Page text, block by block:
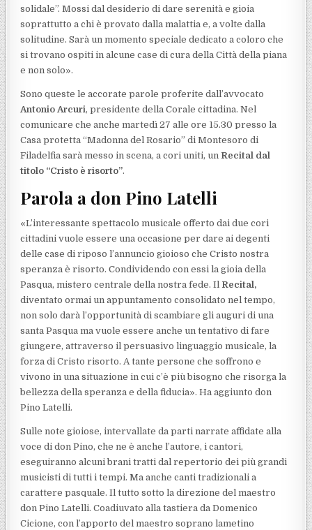
solidale”. Mossi dal desiderio di dare serenità e gioia
soprattutto a chi è provato dalla malattia e, a volte dalla
solitudine. Sarà un momento speciale dedicato a coloro che
si trovano ospiti in alcune case di cura della Città della piana
e non solo».
Sono queste le accorate parole proferite dall’avvocato
Antonio Arcuri, presidente della Corale cittadina. Nel
comunicare che anche martedì 27 alle ore 15.30 presso la
Casa protetta “Madonna del Rosario” di Montesoro di
Filadelfia sarà messo in scena, a cori uniti, un Recital dal
titolo “Cristo è risorto”.
Parola a don Pino Latelli
«L’interessante spettacolo musicale offerto dai due cori
cittadini vuole essere una occasione per dare ai degenti
delle case di riposo l’annuncio gioioso che Cristo nostra
speranza è risorto. Condividendo con essi la gioia della
Pasqua, mistero centrale della nostra fede. Il Recital,
diventato ormai un appuntamento consolidato nel tempo,
non solo darà l’opportunità di scambiare gli auguri di una
santa Pasqua ma vuole essere anche un tentativo di fare
giungere, attraverso il persuasivo linguaggio musicale, la
forza di Cristo risorto. A tante persone che soffrono e
vivono in una situazione in cui c’è più bisogno che risorga la
bellezza della speranza e della fiducia». Ha aggiunto don
Pino Latelli.
Sulle note gioiose, intervallate da parti narrate affidate alla
voce di don Pino, che ne è anche l’autore, i cantori,
eseguiranno alcuni brani tratti dal repertorio dei più grandi
musicisti di tutti i tempi. Ma anche canti tradizionali a
carattere pasquale. Il tutto sotto la direzione del maestro
don Pino Latelli. Coadiuvato alla tastiera da Domenico
Cicione, con l’apporto del maestro soprano lametino